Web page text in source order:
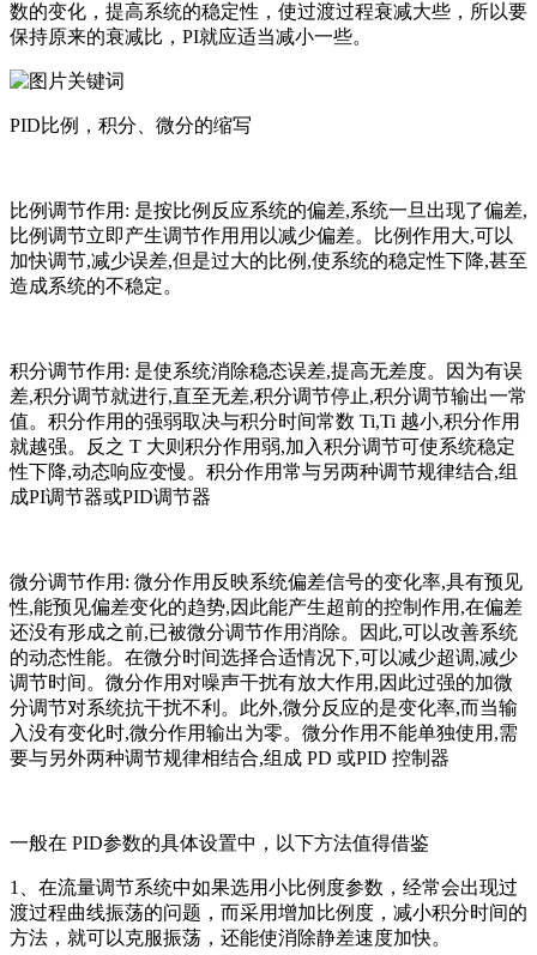
数的变化，提高系统的稳定性，使过渡过程衰减大些，所以要
保持原来的衰减比，PI就应适当减小一些。
PID比例，积分、微分的缩写
比例调节作用: 是按比例反应系统的偏差,系统一旦出现了偏差,
比例调节立即产生调节作用用以减少偏差。比例作用大,可以
加快调节,减少误差,但是过大的比例,使系统的稳定性下降,甚至
造成系统的不稳定。
积分调节作用: 是使系统消除稳态误差,提高无差度。因为有误
差,积分调节就进行,直至无差,积分调节停止,积分调节输出一常
值。积分作用的强弱取决与积分时间常数 Ti,Ti 越小,积分作用
就越强。反之 T 大则积分作用弱,加入积分调节可使系统稳定
性下降,动态响应变慢。积分作用常与另两种调节规律结合,组
成PI调节器或PID调节器
微分调节作用: 微分作用反映系统偏差信号的变化率,具有预见
性,能预见偏差变化的趋势,因此能产生超前的控制作用,在偏差
还没有形成之前,已被微分调节作用消除。因此,可以改善系统
的动态性能。在微分时间选择合适情况下,可以减少超调,减少
调节时间。微分作用对噪声干扰有放大作用,因此过强的加微
分调节对系统抗干扰不利。此外,微分反应的是变化率,而当输
入没有变化时,微分作用输出为零。微分作用不能单独使用,需
要与另外两种调节规律相结合,组成 PD 或PID 控制器
一般在 PID参数的具体设置中，以下方法值得借鉴
1、在流量调节系统中如果选用小比例度参数，经常会出现过
渡过程曲线振荡的问题，而采用增加比例度，减小积分时间的
方法，就可以克服振荡，还能使消除静差速度加快。